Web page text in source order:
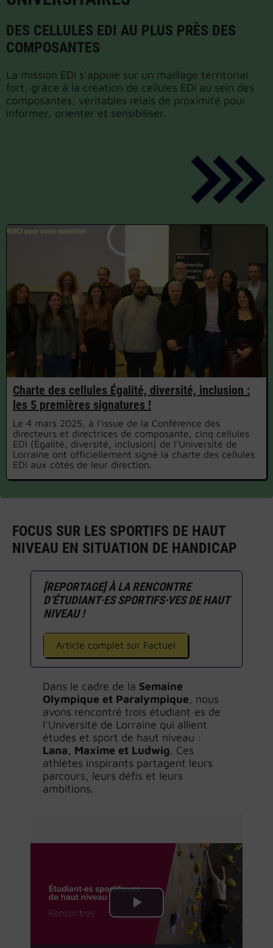
DES CELLULES EDI AU PLUS PRÈS DES
COMPOSANTES
La mission EDI s’appuie sur un maillage territorial
fort, grâce à la création de cellules EDI au sein des
composantes, véritables relais de proximité pour
informer, orienter et sensibiliser.
Charte des cellules Égalité, diversité, inclusion :
les 5 premières signatures !
Le 4 mars 2025, à l’issue de la Conférence des
directeurs et directrices de composante, cinq cellules
EDI (Égalité, diversité, inclusion) de l’Université de
Lorraine ont officiellement signé la charte des cellules
EDI aux côtés de leur direction.
FOCUS SUR LES SPORTIFS DE HAUT
NIVEAU EN SITUATION DE HANDICAP
[REPORTAGE] À LA RENCONTRE
D’ÉTUDIANT·ES SPORTIFS·VES DE HAUT
NIVEAU !
Article complet sur Factuel
Dans le cadre de la Semaine
Olympique et Paralympique, nous
avons rencontré trois étudiant·es de
l’Université de Lorraine qui allient
études et sport de haut niveau :
Lana, Maxime et Ludwig. Ces
athlètes inspirants partagent leurs
parcours, leurs défis et leurs
ambitions.